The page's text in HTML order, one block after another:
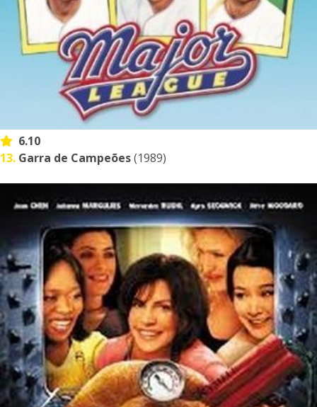
6.10
13. Garra de Campeões(1989)